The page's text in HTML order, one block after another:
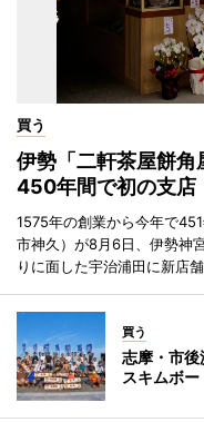
買う
伊勢「二軒茶屋餅
450年間で初の支店
1575年の創業から今年で
市神久）が8月6日、伊勢神
りに面した宇治浦田に新店舗
買う
志摩・市
スキムボ